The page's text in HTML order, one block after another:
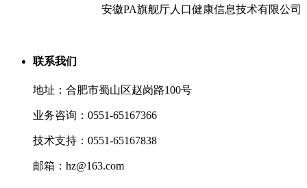
安徽PA旗舰厅人口健康信息技术有限公司
联系我们
地址：合肥市蜀山区赵岗路100号
业务咨询：0551-65167366
技术支持：0551-65167838
邮箱：hz@163.com